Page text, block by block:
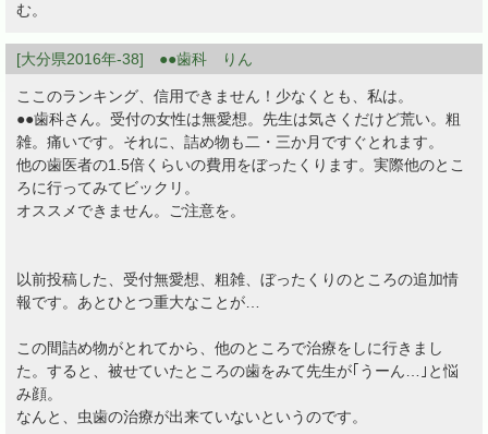
む。
[大分県2016年-38] ●●歯科 りん
ここのランキング、信用できません！少なくとも、私は。
●●歯科さん。受付の女性は無愛想。先生は気さくだけど荒い。粗
雑。痛いです。それに、詰め物も二・三か月ですぐとれます。
他の歯医者の1.5倍くらいの費用をぼったくります。実際他のとこ
ろに行ってみてビックリ。
オススメできません。ご注意を。
以前投稿した、受付無愛想、粗雑、ぼったくりのところの追加情
報です。あとひとつ重大なことが…
この間詰め物がとれてから、他のところで治療をしに行きまし
た。すると、被せていたところの歯をみて先生が｢うーん…｣と悩
み顔。
なんと、虫歯の治療が出来ていないというのです。